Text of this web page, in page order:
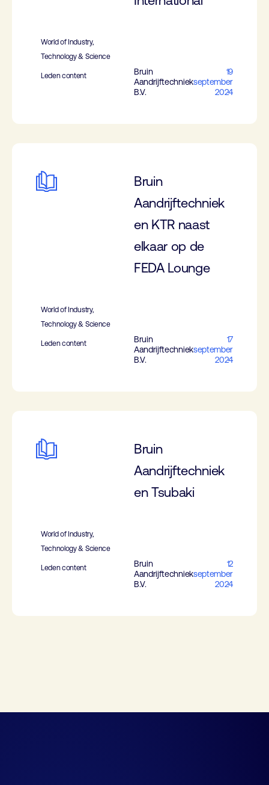
World of Industry,
Technology & Science
Leden content
Bruin
Aandrijftechniek
B.V.
19
september
2024
Bruin
Aandrijftechniek
en KTR naast
elkaar op de
FEDA Lounge
World of Industry,
Technology & Science
Leden content
Bruin
Aandrijftechniek
B.V.
17
september
2024
Bruin
Aandrijftechniek
en Tsubaki
World of Industry,
Technology & Science
Leden content
Bruin
Aandrijftechniek
B.V.
12
september
2024